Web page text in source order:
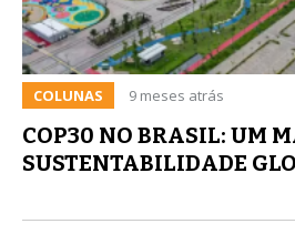
COLUNAS 9 meses atrás
COP30 NO BRASIL: UM
SUSTENTABILIDADE